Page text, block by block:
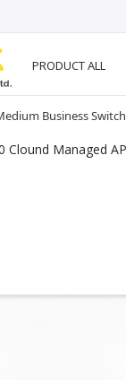
PRODUCT ALL
Business Switch
Clound Managed AP